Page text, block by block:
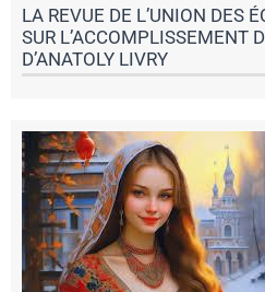
LA REVUE DE L’UNION DES
SUR L’ACCOMPLISSEMENT
D’ANATOLY LIVRY